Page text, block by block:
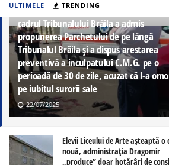
ULTIMELE TRENDING
Judecătorul de drepturi şi libertăţi din
cadrul Tribunalului Brăila a admis
propunerea Parchetului de pe lângă
Tribunalul Brăila şi a dispus arestarea
preventivă a inculpatului C.M.G. pe o
perioadă de 30 de zile, acuzat că l-a
pe iubitul surorii sale
22/07/2025
Elevii Liceului de Arte așteaptă o
nouă, administrația Dragomir
„produce” doar hotărâri de